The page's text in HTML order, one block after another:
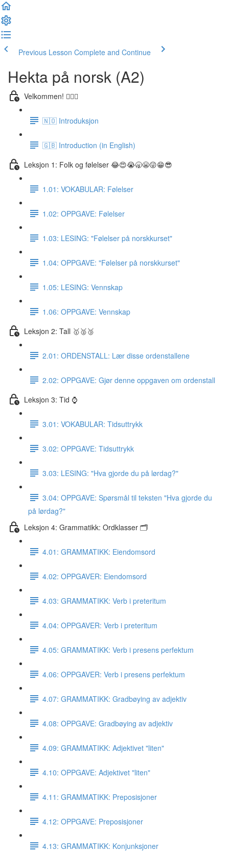
Previous Lesson Complete and Continue
Hekta på norsk (A2)
Velkommen! 🙋🏼‍♂️
🇳🇴 Introduksjon
🇬🇧 Introduction (in English)
Leksjon 1: Folk og følelser 😂😍😭🥱😬😜😁😎
1.01: VOKABULAR: Følelser
1.02: OPPGAVE: Følelser
1.03: LESING: "Følelser på norskkurset"
1.04: OPPGAVE: "Følelser på norskkurset"
1.05: LESING: Vennskap
1.06: OPPGAVE: Vennskap
Leksjon 2: Tall 🥇🥈🥉
2.01: ORDENSTALL: Lær disse ordenstallene
2.02: OPPGAVE: Gjør denne oppgaven om ordenstall
Leksjon 3: Tid ⌚️
3.01: VOKABULAR: Tidsuttrykk
3.02: OPPGAVE: Tidsuttrykk
3.03: LESING: "Hva gjorde du på lørdag?"
3.04: OPPGAVE: Spørsmål til teksten "Hva gjorde du
på lørdag?"
Leksjon 4: Grammatikk: Ordklasser 🗂
4.01: GRAMMATIKK: Eiendomsord
4.02: OPPGAVER: Eiendomsord
4.03: GRAMMATIKK: Verb i preteritum
4.04: OPPGAVER: Verb i preteritum
4.05: GRAMMATIKK: Verb i presens perfektum
4.06: OPPGAVER: Verb i presens perfektum
4.07: GRAMMATIKK: Gradbøying av adjektiv
4.08: OPPGAVE: Gradbøying av adjektiv
4.09: GRAMMATIKK: Adjektivet "liten"
4.10: OPPGAVE: Adjektivet "liten"
4.11: GRAMMATIKK: Preposisjoner
4.12: OPPGAVE: Preposisjoner
4.13: GRAMMATIKK: Konjunksjoner